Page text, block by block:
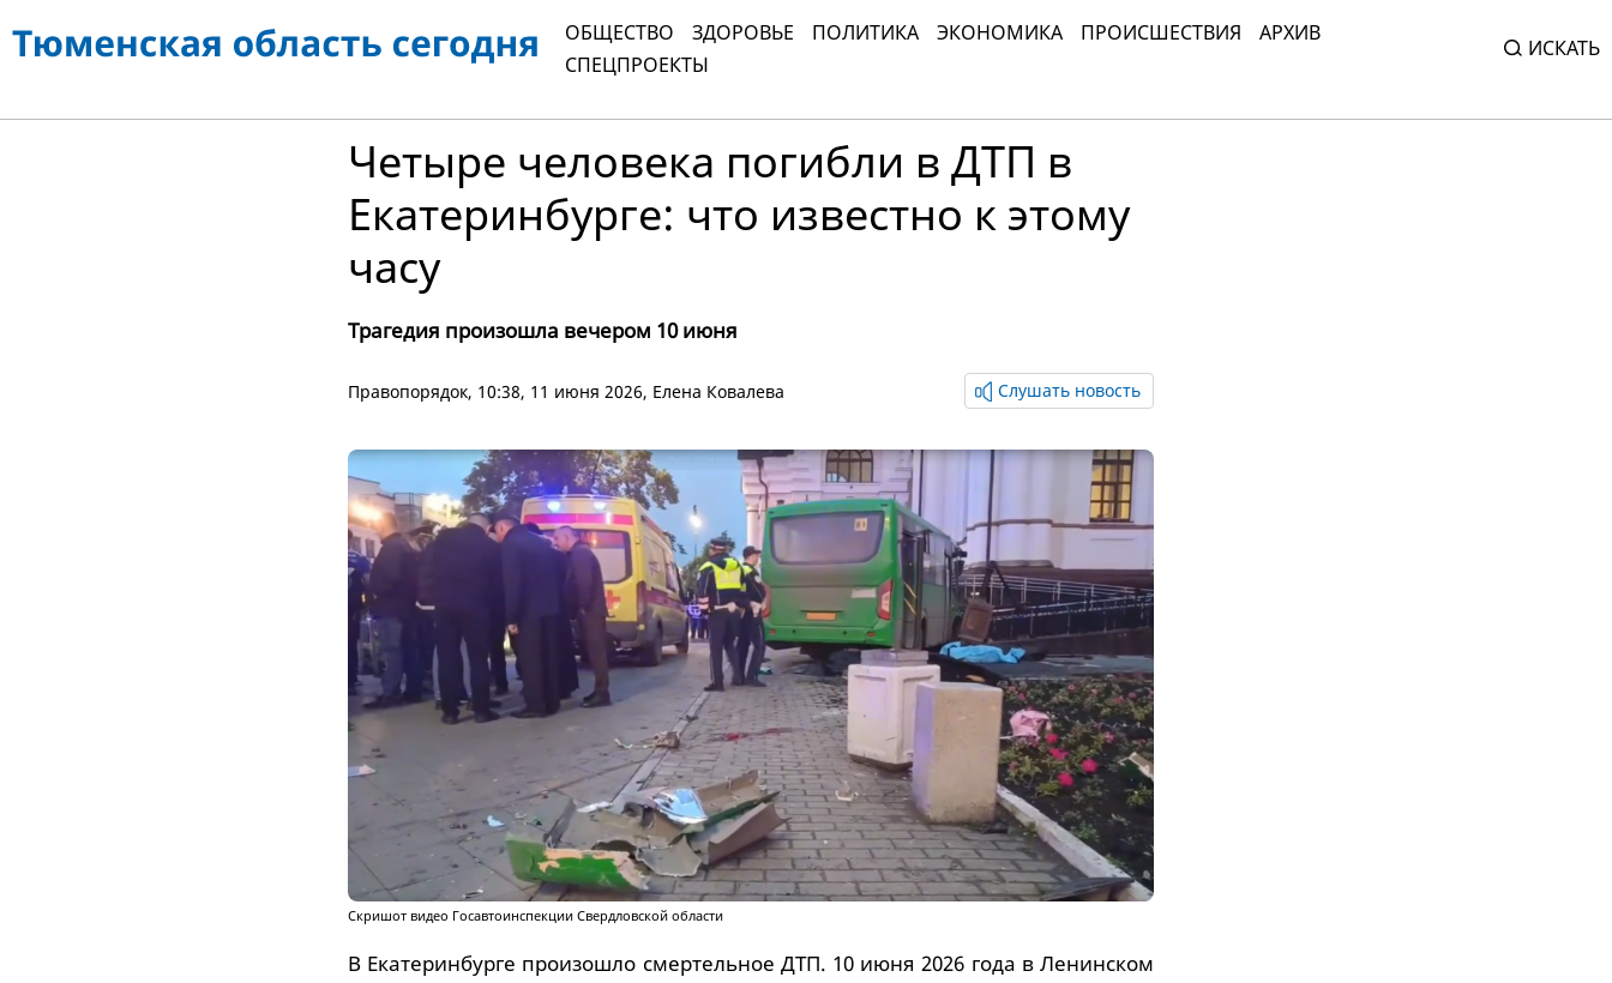
ОБЩЕСТВО ЗДОРОВЬЕ ПОЛИТИКА ЭКОНОМИКА ПРОИСШЕСТВИЯ
АРХИВ
СПЕЦПРОЕКТЫ
ИСКАТЬ
Четыре человека погибли в ДТП в
Екатеринбурге: что известно к этому
часу
Трагедия произошла вечером 10 июня
Правопорядок, 10:38, 11 июня 2026, Елена Ковалева Слушать новость
Скришот видео Госавтоинспекции Свердловской области
В Екатеринбурге произошло смертельное ДТП. 10 июня 2026 года в Ленинском